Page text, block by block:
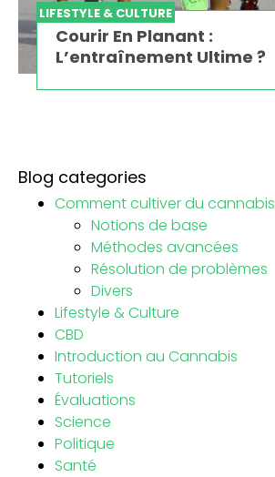
LIFESTYLE & CULTURE
Courir En Planant :
L’entraînement Ultime ?
Blog categories
Comment cultiver du cannabis
Notions de base
Méthodes avancées
Résolution de problèmes
Divers
Lifestyle & Culture
CBD
Introduction au Cannabis
Tutoriels
Évaluations
Science
Politique
Santé